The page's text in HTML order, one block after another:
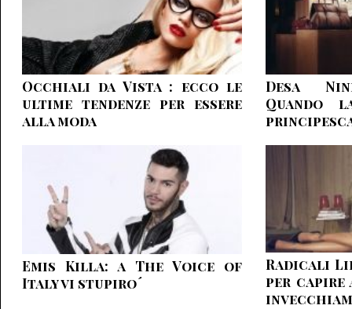
Occhiali da Vista : ecco le
ultime tendenze per essere
alla moda
Desa
Quando
Emis Killa: a The Voice of
Italy vi stupiro´
Radicali
per capire